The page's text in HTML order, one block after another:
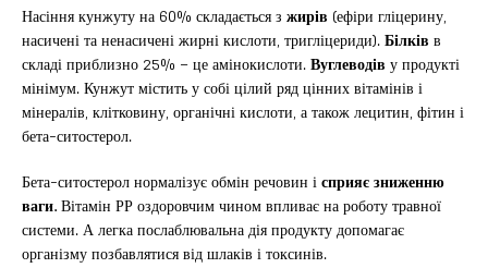
Насіння кунжуту на 60% складається з жирів (ефіри гліцерину,
насичені та ненасичені жирні кислоти, тригліцериди).Білків в
складі приблизно 25% – це амінокислоти.Вуглеводів у продукті
мінімум. Кунжут містить у собі цілий ряд цінних вітамінів і
мінералів, клітковину, органічні кислоти, а також лецитин, фітин і
бета-ситостерол.
Бета-ситостерол нормалізує обмін речовин ісприяє зниженню
ваги.Вітамін РР оздоровчим чином впливає на роботу травної
системи. А легка послаблювальна дія продукту допомагає
організму позбавлятися від шлаків і токсинів.